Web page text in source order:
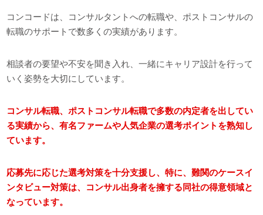
コンコードは、コンサルタントへの転職や、ポストコンサルの
転職のサポートで数多くの実績があります。
相談者の要望や不安を聞き入れ、一緒にキャリア設計を行って
いく姿勢を大切にしています。
コンサル転職、ポストコンサル転職で多数の内定者を出してい
る実績から、有名ファームや人気企業の選考ポイントを熟知し
ています。
応募先に応じた選考対策を十分支援し、特に、難関のケースイ
ンタビュー対策は、コンサル出身者を擁する同社の得意領域と
なっています。